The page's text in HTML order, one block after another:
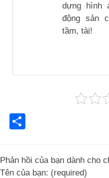
dựng hình
động sản
tầm, tài!
Phản hồi của bạn dành cho
Tên của bạn: (required)